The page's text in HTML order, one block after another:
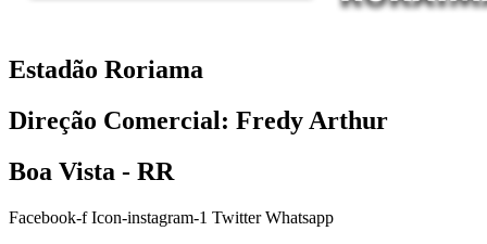
Estadão Roriama
Direção Comercial: Fredy Arthur
Boa Vista - RR
Facebook-f Icon-instagram-1 Twitter Whatsapp